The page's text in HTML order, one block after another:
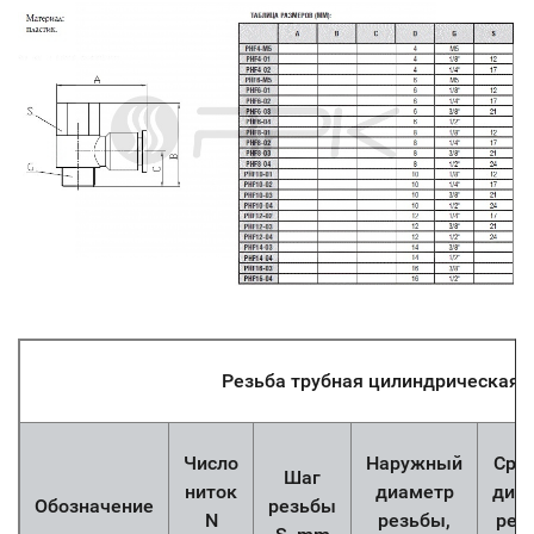
Резьба трубная цилиндрическая
Обозначение
Число
ниток
N
Шаг
резьбы
Наружный
диаметр
резьбы,